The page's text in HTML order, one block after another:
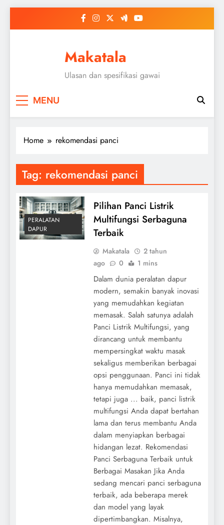
Makatala
Ulasan dan spesifikasi gawai
MENU
Home rekomendasi panci
Tag: rekomendasi panci
PERALATAN
DAPUR
Pilihan Panci Listrik
Multifungsi Serbaguna
Terbaik
Makatala
2 tahun
ago
0 1 mins
Dalam dunia peralatan dapur
modern, semakin banyak inovasi
yang memudahkan kegiatan
memasak. Salah satunya adalah
Panci Listrik Multifungsi, yang
dirancang untuk membantu
mempersingkat waktu masak
sekaligus memberikan berbagai
opsi penggunaan. Panci ini tidak
hanya memudahkan memasak,
tetapi juga ... baik, panci listrik
multifungsi Anda dapat bertahan
lama dan terus membantu Anda
dalam menyiapkan berbagai
hidangan lezat. Rekomendasi
Panci Serbaguna Terbaik untuk
Berbagai Masakan Jika Anda
sedang mencari panci serbaguna
terbaik, ada beberapa merek
dan model yang layak
dipertimbangkan. Misalnya,